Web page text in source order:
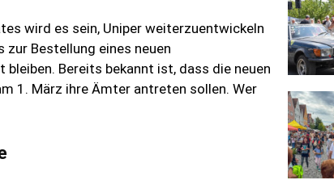
wird es sein, Uniper weiterzuentwickeln
zur Bestellung eines neuen
Bereits bekannt ist, dass die neuen
1. März ihre Ämter antreten sollen. Wer